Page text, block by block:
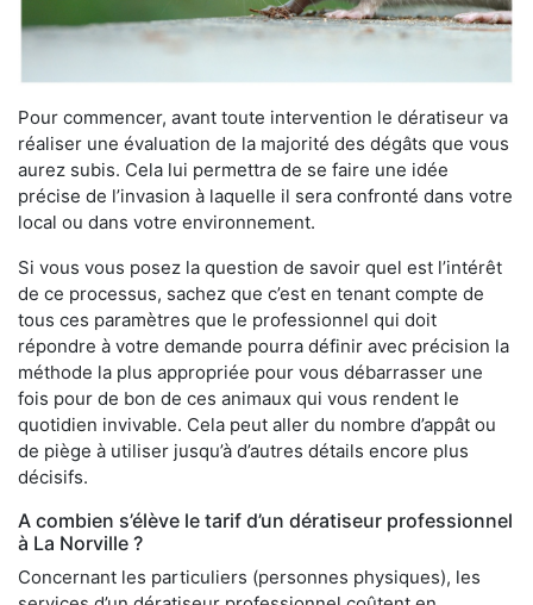
Pour commencer, avant toute intervention le dératiseur va
réaliser une évaluation de la majorité des dégâts que vous
aurez subis. Cela lui permettra de se faire une idée
précise de l’invasion à laquelle il sera confronté dans votre
local ou dans votre environnement.
Si vous vous posez la question de savoir quel est l’intérêt
de ce processus, sachez que c’est en tenant compte de
tous ces paramètres que le professionnel qui doit
répondre à votre demande pourra définir avec précision la
méthode la plus appropriée pour vous débarrasser une
fois pour de bon de ces animaux qui vous rendent le
quotidien invivable. Cela peut aller du nombre d’appât ou
de piège à utiliser jusqu’à d’autres détails encore plus
décisifs.
A combien s’élève le tarif d’un dératiseur professionnel
à La Norville ?
Concernant les particuliers (personnes physiques), les